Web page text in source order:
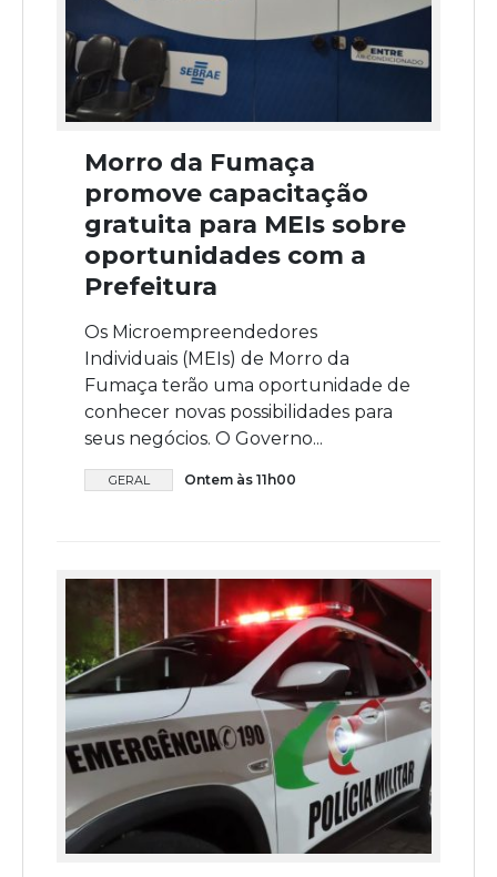
Morro da Fumaça
promove capacitação
gratuita para MEIs sobre
oportunidades com a
Prefeitura
Os Microempreendedores
Individuais (MEIs) de Morro da
Fumaça terão uma oportunidade de
conhecer novas possibilidades para
seus negócios. O Governo...
GERAL Ontem às 11h00